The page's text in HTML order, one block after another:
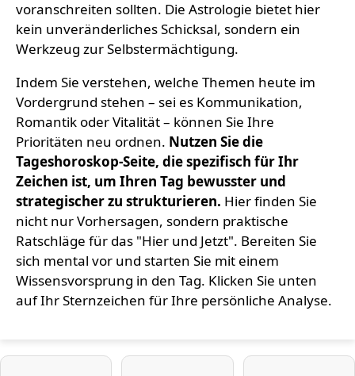
voranschreiten sollten. Die Astrologie bietet hier
kein unveränderliches Schicksal, sondern ein
Werkzeug zur Selbstermächtigung.
Indem Sie verstehen, welche Themen heute im
Vordergrund stehen – sei es Kommunikation,
Romantik oder Vitalität – können Sie Ihre
Prioritäten neu ordnen. Nutzen Sie die
Tageshoroskop-Seite, die spezifisch für Ihr
Zeichen ist, um Ihren Tag bewusster und
strategischer zu strukturieren. Hier finden Sie
nicht nur Vorhersagen, sondern praktische
Ratschläge für das "Hier und Jetzt". Bereiten Sie
sich mental vor und starten Sie mit einem
Wissensvorsprung in den Tag. Klicken Sie unten
auf Ihr Sternzeichen für Ihre persönliche Analyse.